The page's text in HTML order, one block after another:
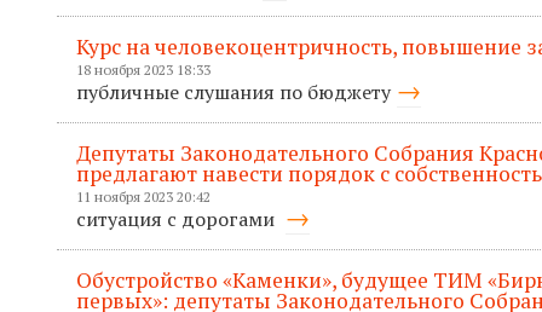
Курс на человекоцентричность, повышение
18 ноября 2023 18:33
публичные слушания по бюджету
Депутаты Законодательного Собрания
предлагают навести порядок с
11 ноября 2023 20:42
ситуация с дорогами
Обустройство «Каменки», будущее ТИМ
первых»: депутаты Законодательного